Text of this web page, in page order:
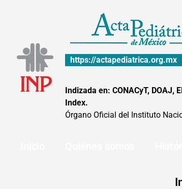
https://actapediatrica.org.mx
Indizada en: CONACyT, DOAJ,
Index.
Órgano Oficial del Instituto